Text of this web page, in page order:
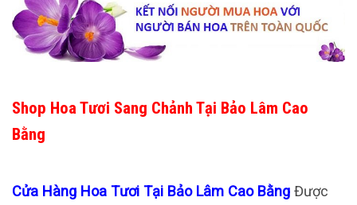
Shop Hoa Tươi Sang Chảnh Tại Bảo Lâm Cao
Bằng
Cửa Hàng Hoa Tươi Tại Bảo Lâm Cao Bằng Được